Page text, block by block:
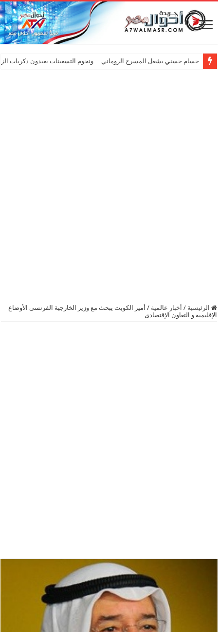
حسام حسني يشعل المسرح الروماني …ونجوم التسعينات يعيدون ذكريات
الرئيسية / أخبار عالمية / أمير ‫الكويت‬ يبحث مع وزير الخارجية الفرنسى الأوضاع
الإقليمية و التعاون الإقتصادى